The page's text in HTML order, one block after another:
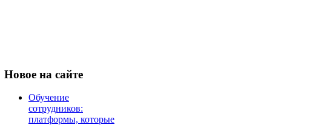
Новое на сайте
Обучение
сотрудников:
платформы, которые